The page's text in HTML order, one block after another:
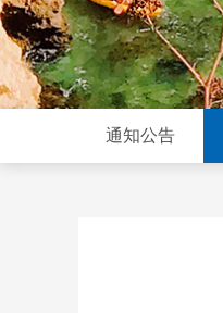
通知公告